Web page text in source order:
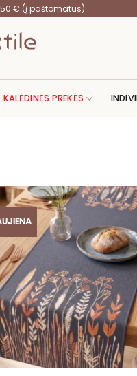
€ (į paštomatus)
KALĖDINĖS PREKĖS